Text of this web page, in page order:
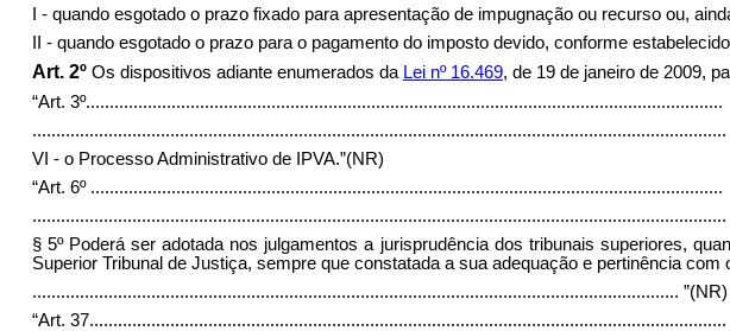
I - quando esgotado o prazo fixado para apresentação de impugnação ou recurso ou,
II - quando esgotado o prazo para o pagamento do imposto devido, conforme
Art. 2º Os dispositivos adiante enumerados da Lei nº 16.469, de 19 de janeiro de 2009,
“Art. 3º......................................................................................................................................
..................................................................................................................................................
VI - o Processo Administrativo de IPVA.”(NR)
“Art. 6º .....................................................................................................................................
..................................................................................................................................................
§ 5º Poderá ser adotada nos julgamentos a jurisprudência dos tribunais superiores,
Superior Tribunal de Justiça, sempre que constatada a sua adequação e pertinência com
........................................................................................................................................ ”(NR)
“Art. 37......................................................................................................................................